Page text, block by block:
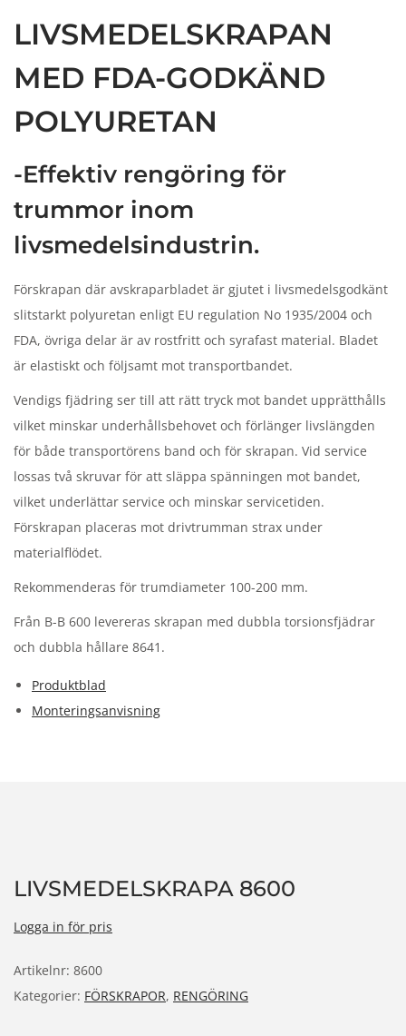
LIVSMEDELSKRAPAN
MED FDA-GODKÄND
POLYURETAN
-Effektiv rengöring för
trummor inom
livsmedelsindustrin.
Förskrapan där avskraparbladet är gjutet i livsmedelsgodkänt
slitstarkt polyuretan enligt EU regulation No 1935/2004 och
FDA, övriga delar är av rostfritt och syrafast material. Bladet
är elastiskt och följsamt mot transportbandet.
Vendigs fjädring ser till att rätt tryck mot bandet upprätthålls
vilket minskar underhållsbehovet och förlänger livslängden
för både transportörens band och för skrapan. Vid service
lossas två skruvar för att släppa spänningen mot bandet,
vilket underlättar service och minskar servicetiden.
Förskrapan placeras mot drivtrumman strax under
materialflödet.
Rekommenderas för trumdiameter 100-200 mm.
Från B-B 600 levereras skrapan med dubbla torsionsfjädrar
och dubbla hållare 8641.
Produktblad
Monteringsanvisning
LIVSMEDELSKRAPA 8600
Logga in för pris
Artikelnr: 8600
Kategorier: FÖRSKRAPOR, RENGÖRING